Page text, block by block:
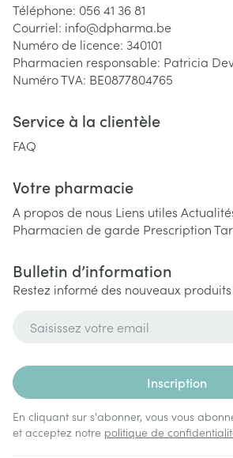
Téléphone: 056 41 36 81
Courriel: info@dpharma.be
Numéro de licence: 340101
Pharmacien responsable: Patricia
Numéro TVA: BE0877804765
Service à la clientèle
FAQ
Votre pharmacie
A propos de nous Liens utiles
Pharmacien de garde Prescription
Bulletin d’information
Restez informé des nouveaux
Inscription
En cliquant sur s'abonner, vous vous
et acceptez notre politique de